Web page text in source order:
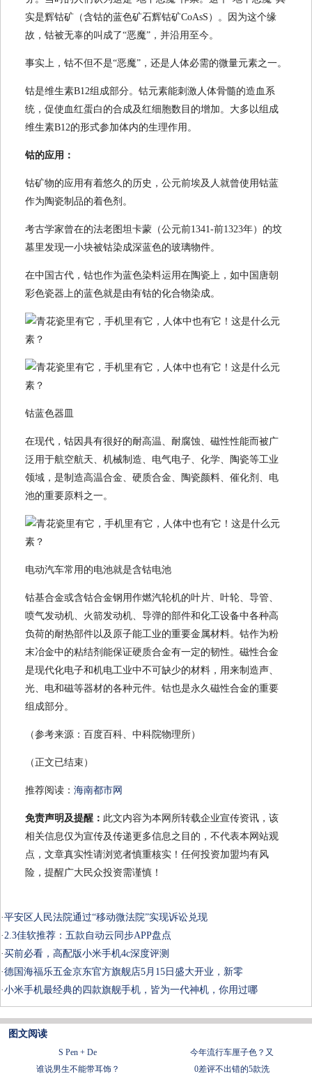
实是辉钴矿（含钴的蓝色矿石辉钴矿CoAsS）。因为这个缘
故，钴被无辜的叫成了“恶魔”，并沿用至今。
事实上，钴不但不是“恶魔”，还是人体必需的微量元素之一。
钴是维生素B12组成部分。钴元素能刺激人体骨髓的造血系
统，促使血红蛋白的合成及红细胞数目的增加。大多以组成
维生素B12的形式参加体内的生理作用。
钴的应用：
钴矿物的应用有着悠久的历史，公元前埃及人就曾使用钴蓝
作为陶瓷制品的着色剂。
考古学家曾在的法老图坦卡蒙（公元前1341-前1323年）的坟
墓里发现一小块被钴染成深蓝色的玻璃物件。
在中国古代，钴也作为蓝色染料运用在陶瓷上，如中国唐朝
彩色瓷器上的蓝色就是由有钴的化合物染成。
钴蓝色器皿
在现代，钴因具有很好的耐高温、耐腐蚀、磁性性能而被广
泛用于航空航天、机械制造、电气电子、化学、陶瓷等工业
领域，是制造高温合金、硬质合金、陶瓷颜料、催化剂、电
池的重要原料之一。
电动汽车常用的电池就是含钴电池
钴基合金或含钴合金钢用作燃汽轮机的叶片、叶轮、导管、
喷气发动机、火箭发动机、导弹的部件和化工设备中各种高
负荷的耐热部件以及原子能工业的重要金属材料。钴作为粉
末冶金中的粘结剂能保证硬质合金有一定的韧性。磁性合金
是现代化电子和机电工业中不可缺少的材料，用来制造声、
光、电和磁等器材的各种元件。钴也是永久磁性合金的重要
组成部分。
（参考来源：百度百科、中科院物理所）
（正文已结束）
推荐阅读： 海南都市网
免责声明及提醒： 此文内容为本网所转载企业宣传资讯，该
相关信息仅为宣传及传递更多信息之目的，不代表本网站观
点，文章真实性请浏览者慎重核实！任何投资加盟均有风
险，提醒广大民众投资需谨慎！
·平安区人民法院通过“移动微法院”实现诉讼兑现
·2.3佳软推荐：五款自动云同步APP盘点
·买前必看，高配版小米手机4c深度评测
·德国海福乐五金京东官方旗舰店5月15日盛大开业，新零
·小米手机最经典的四款旗舰手机，皆为一代神机，你用过哪
图文阅读
S Pen + De
今年流行车厘子色？又
谁说男生不能带耳饰？
0差评不出错的5款洗